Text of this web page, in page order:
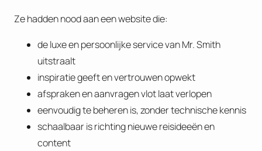
Ze hadden nood aan een website die:
de luxe en persoonlijke service van Mr. Smith
uitstraalt
inspiratie geeft en vertrouwen opwekt
afspraken en aanvragen vlot laat verlopen
eenvoudig te beheren is, zonder technische kennis
schaalbaar is richting nieuwe reisideeën en
content